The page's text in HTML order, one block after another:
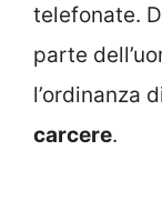
telefonate.
parte
l’ordinanza
carcere.